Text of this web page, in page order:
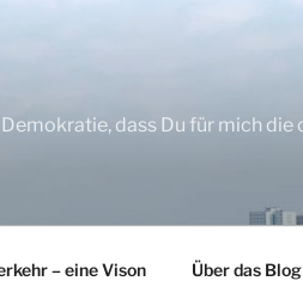
dass Du für mich die
– eine Vison Über das Blog